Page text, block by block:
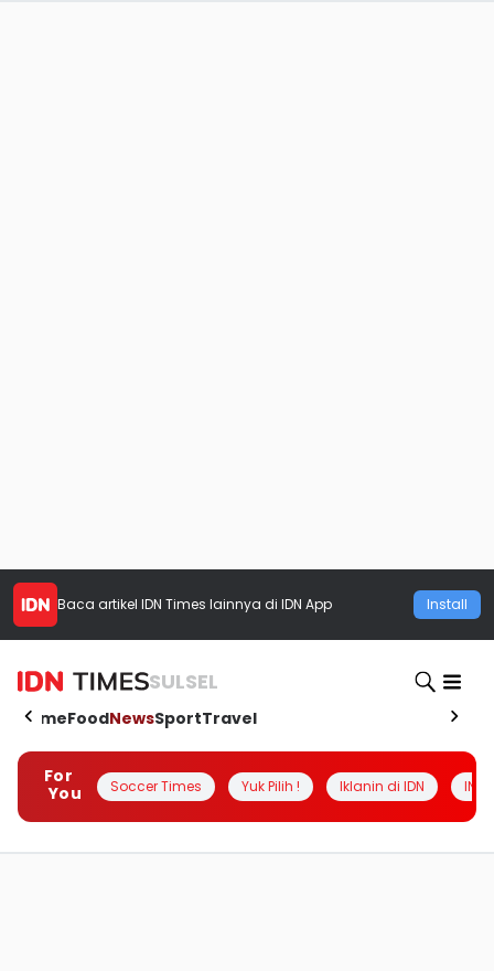
Baca artikel IDN Times lainnya di IDN App Install
SULSEL
HomeFoodNewsSportTravel
For
You
Soccer Times Yuk Pilih ! Iklanin di IDN